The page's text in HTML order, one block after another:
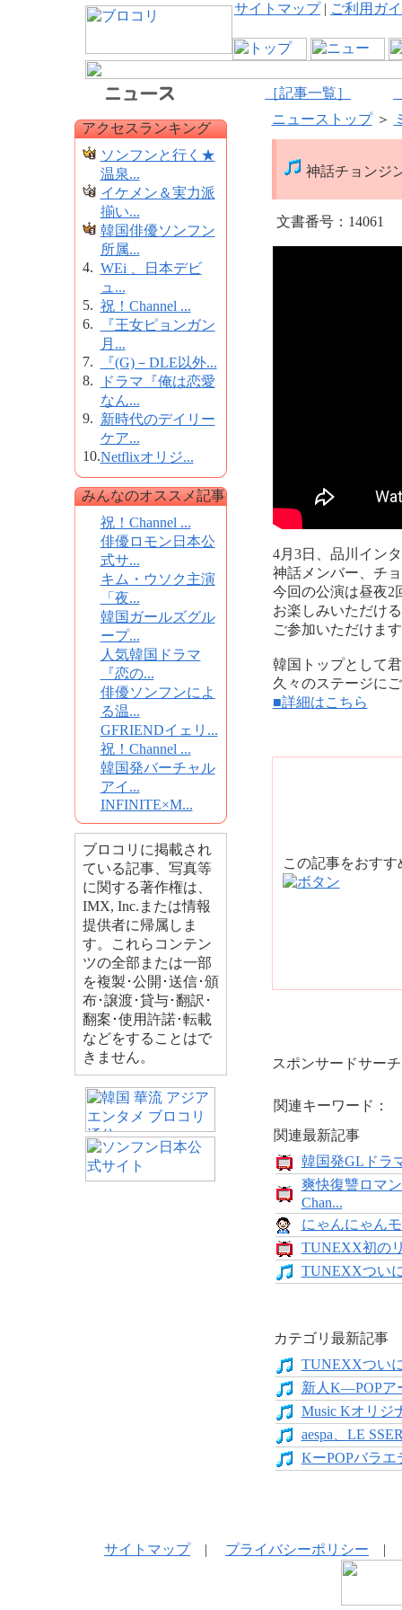
サイトマップ| ご利用ガ
［記事一覧］
アクセスランキング
ソンフンと行く★
温泉...
イケメン＆実力派
揃い...
韓国俳優ソンフン
所属...
4. WEi 、日本デビ
ュ...
5. 祝！Channel ...
6.
『王女ピョンガン
月...
7.
『(G)－DLE以外...
8.
ドラマ『俺は恋愛
なん...
9. 新時代のデイリー
ケア...
10.Netflixオリジ...
みんなのオススメ記事
祝！Channel ...
俳優ロモン日本公
式サ...
キム・ウソク主演
「夜...
韓国ガールズグル
ープ...
人気韓国ドラマ
『恋の...
俳優ソンフンによ
る温...
GFRIENDイェリ...
祝！Channel ...
韓国発バーチャル
アイ...
INFINITE×M...
ブロコリに掲載され
ている記事、写真等
に関する著作権は、
IMX, Inc.または情報
提供者に帰属しま
す。これらコンテン
ツの全部または一部
を複製･公開･送信･頒
布･譲渡･貸与･翻訳･
翻案･使用許諾･転載
などをすることはで
きません。
ニューストップ＞
神話チョンジ
文書番号：14061
4月3日、品川イン
神話メンバー、チ
今回の公演は昼夜2
お楽しみいただけ
ご参加いただけま
韓国トップとして
久々のステージに
■詳細はこちら
この記事をおす
スポンサードサーチ
関連キーワード：
関連最新記事
韓国発GLドラ
爽快復讐ロマ
Chan...
にゃんにゃん
TUNEXX初の
TUNEXXつい
カテゴリ最新記事
TUNEXXつい
新人K―POPア
Music Kオリジ
aespa、LE
KーPOPバラエ
サイトマップ| プライバシーポリシー